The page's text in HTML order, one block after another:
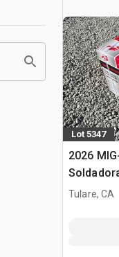
Lot 5347
2026
Tulare, CA